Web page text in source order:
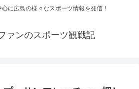
に広島の様々なスポーツ情報を発信！
ァンのスポーツ観戦記